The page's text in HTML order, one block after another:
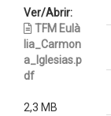
Ver/Abrir:
TFM Eulà
lia_Carmon
a_Iglesias.p
df
2,3 MB